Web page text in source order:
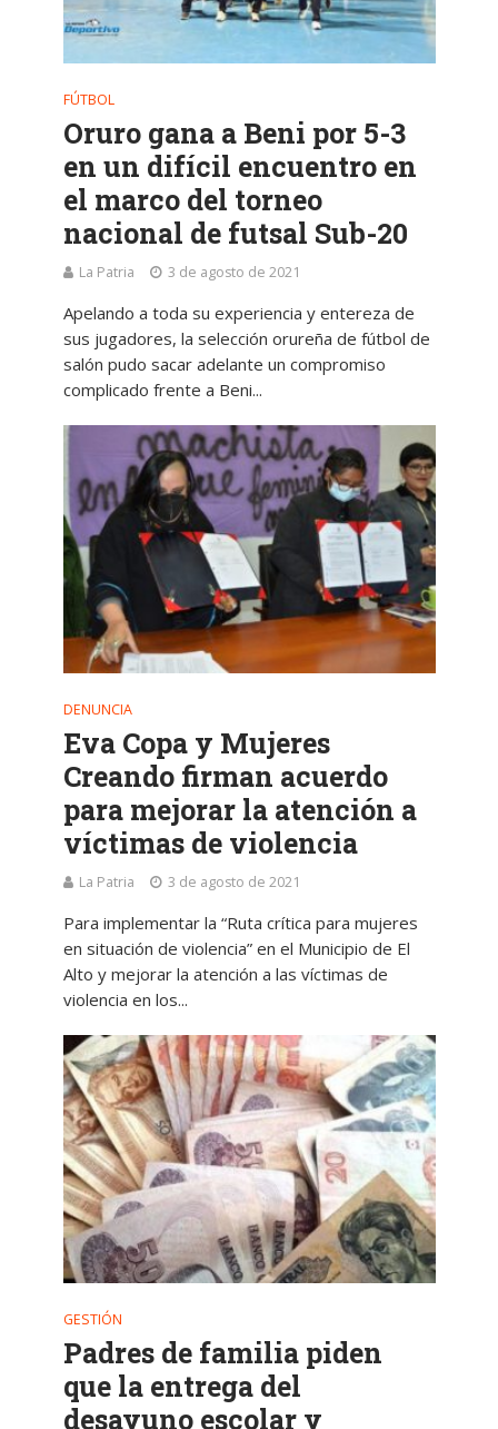
FÚTBOL
Oruro gana a Beni por 5-3
en un difícil encuentro en
el marco del torneo
nacional de futsal Sub-20
La Patria 3 de agosto de 2021
Apelando a toda su experiencia y entereza de
sus jugadores, la selección orureña de fútbol de
salón pudo sacar adelante un compromiso
complicado frente a Beni...
DENUNCIA
Eva Copa y Mujeres
Creando firman acuerdo
para mejorar la atención a
víctimas de violencia
La Patria 3 de agosto de 2021
Para implementar la “Ruta crítica para mujeres
en situación de violencia” en el Municipio de El
Alto y mejorar la atención a las víctimas de
violencia en los...
GESTIÓN
Padres de familia piden
que la entrega del
desayuno escolar y